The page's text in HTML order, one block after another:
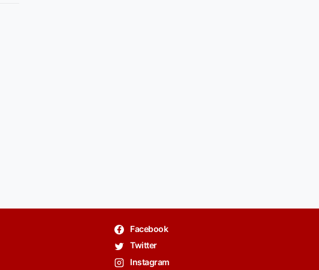
Facebook
Twitter
Instagram